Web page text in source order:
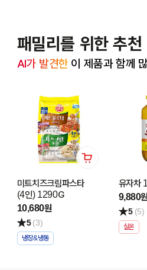
패밀리를 위한 추천
AI가 발견한 이 제품과 함께
미트치즈크림파스타
(4인) 1290G
10,680원
5(3)
냉장&냉동
유자차
9,880
5 (5)
실온